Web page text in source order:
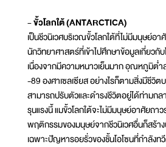
- ขั้วโลกใต้ (ANTARCTICA)
เป็นชีวนิเวศบริเวณขั้วโลกใต้ที่ไม่มีมนุษย์อ
นักวิทยาศาสตร์ที่เข้าไปศึกษาข้อมูลเกี่ยวกั
เนื่องจากมีความหนาวเย็นมาก อุณหภูมิต่
-89 องศาเซลเซียส อย่างไรก็ตามสิ่งมีชีวิ
สามารถปรับตัวและดำรงชีวิตอยู่ได้ท่ามก
รุนแรงนี้ แมขั้วโลกใต้จะไม่มีมนุษย์อาศัยถา
พฤติกรรมของมนุษย์จากชีวนิเวศอื่นก็สร้า
เฉพาะปัญหารอยรั่วของชั้นโอโซนที่กำลังท